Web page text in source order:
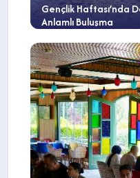
Gençlik Haftası’nda
Anlamlı Buluşma